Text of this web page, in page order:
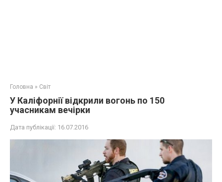
Головна » Світ
У Каліфорнії відкрили вогонь по 150
учасникам вечірки
Дата публікації: 16.07.2016